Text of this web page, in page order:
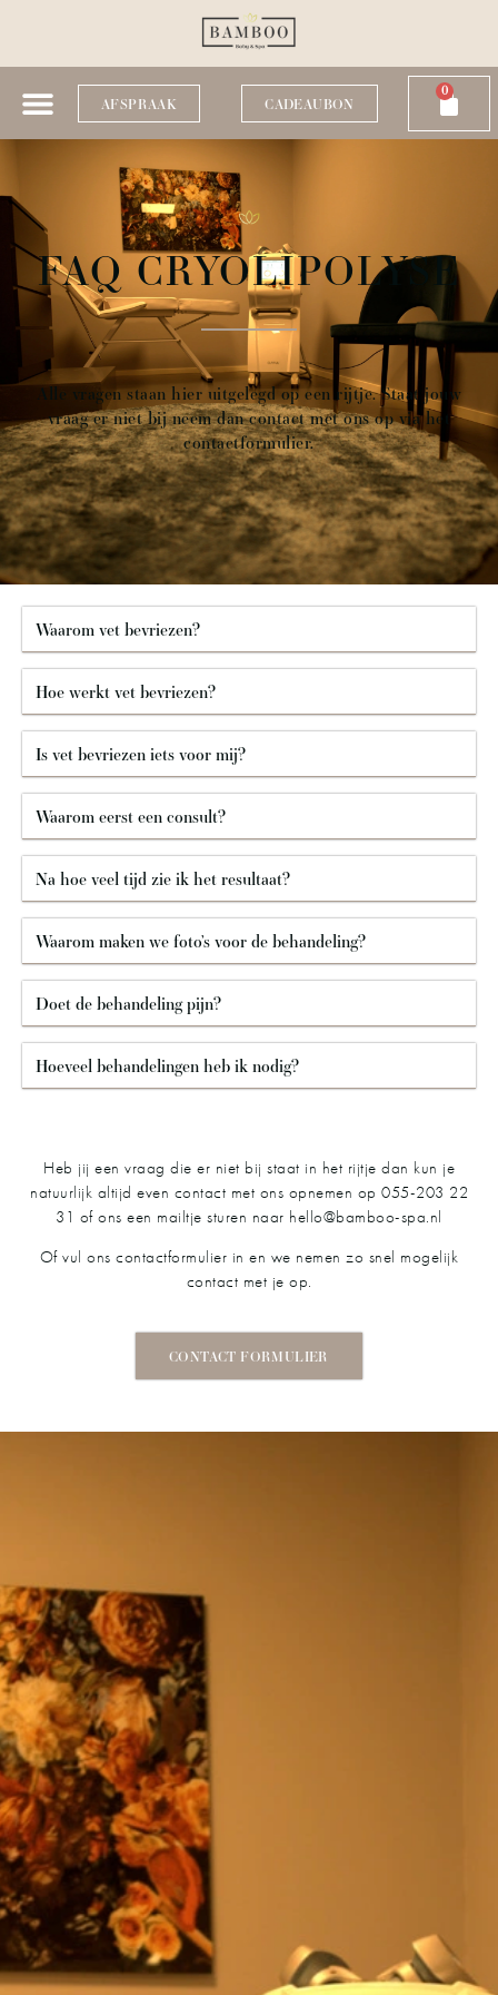
AFSPRAAK CADEAUBON
0
FAQ CRYOLIPOLYSE
Alle vragen staan hier uitgelegd op een rijtje. Staat jouw
vraag er niet bij neem dan contact met ons op via het
contactformulier.
Waarom vet bevriezen?
Hoe werkt vet bevriezen?
Is vet bevriezen iets voor mij?
Waarom eerst een consult?
Na hoe veel tijd zie ik het resultaat?
Waarom maken we foto’s voor de behandeling?
Doet de behandeling pijn?
Hoeveel behandelingen heb ik nodig?
Heb jij een vraag die er niet bij staat in het rijtje dan kun je
natuurlijk altijd even contact met ons opnemen op 055-203 22
31 of ons een mailtje sturen naar hello@bamboo-spa.nl
Of vul ons contactformulier in en we nemen zo snel mogelijk
contact met je op.
CONTACT FORMULIER